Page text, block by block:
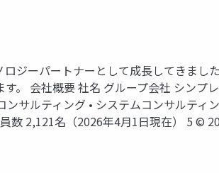
ジーパートナーとして成長してきまし
。 会社概要 社名 グループ会社 シン
サルティング • システムコンサルティ
数 2,121名（2026年4月1日現在） 5 ©